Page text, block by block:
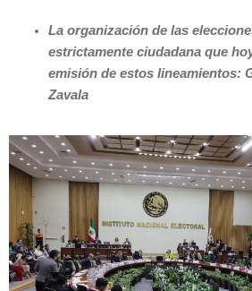
La organización de las
estrictamente ciudadana que
emisión de estos lineamientos:
Zavala